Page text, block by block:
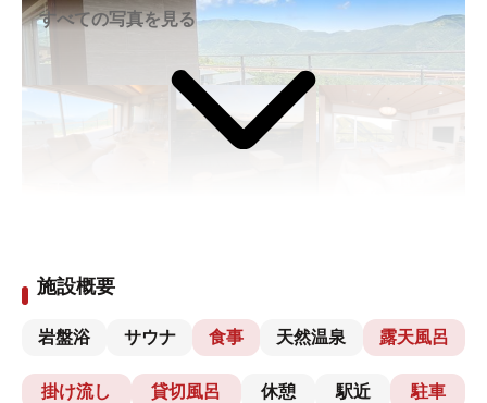
すべての写真を見る
施設概要
岩盤浴 サウナ 食事 天然温泉 露天風呂
掛け流し 貸切風呂 休憩 駅近 駐車